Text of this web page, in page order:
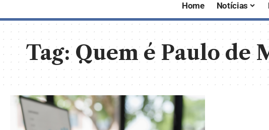
Home Notícias
Tag:Quem é Paulo de